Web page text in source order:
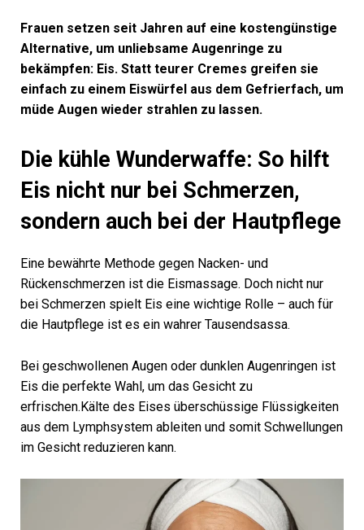
Frauen setzen seit Jahren auf eine kostengünstige
Alternative, um unliebsame Augenringe zu
bekämpfen: Eis. Statt teurer Cremes greifen sie
einfach zu einem Eiswürfel aus dem Gefrierfach, um
müde Augen wieder strahlen zu lassen.
Die kühle Wunderwaffe: So hilft
Eis nicht nur bei Schmerzen,
sondern auch bei der Hautpflege
Eine bewährte Methode gegen Nacken- und
Rückenschmerzen ist die Eismassage. Doch nicht nur
bei Schmerzen spielt Eis eine wichtige Rolle – auch für
die Hautpflege ist es ein wahrer Tausendsassa.
Bei geschwollenen Augen oder dunklen Augenringen ist
Eis die perfekte Wahl, um das Gesicht zu
erfrischen.Kälte des Eises überschüssige Flüssigkeiten
aus dem Lymphsystem ableiten und somit Schwellungen
im Gesicht reduzieren kann.